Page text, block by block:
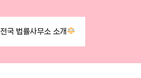
전국 법률사무소 소개